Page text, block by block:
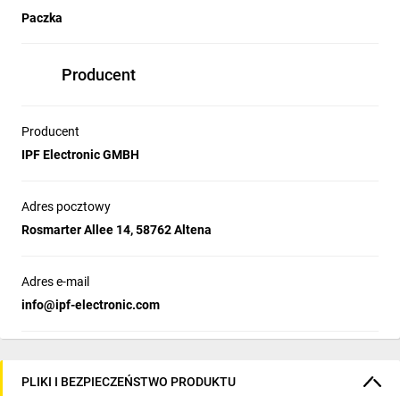
Paczka
Producent
Producent
IPF Electronic GMBH
Adres pocztowy
Rosmarter Allee 14, 58762 Altena
Adres e-mail
info@ipf-electronic.com
PLIKI I BEZPIECZEŃSTWO PRODUKTU